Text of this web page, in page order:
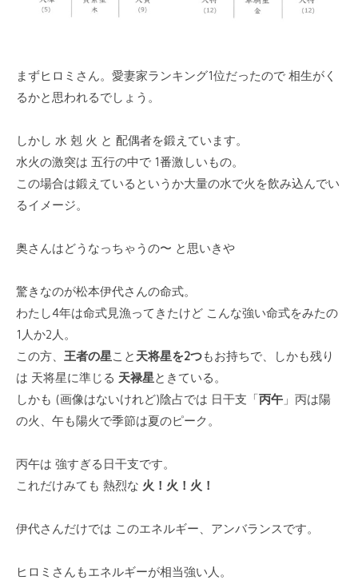
まずヒロミさん。愛妻家ランキング1位だったので 相生がく
るかと思われるでしょう。
しかし 水 剋 火 と 配偶者を鍛えています。
水火の激突は 五行の中で 1番激しいもの。
この場合は鍛えているというか大量の水で火を飲み込んでい
るイメージ。
奥さんはどうなっちゃうの〜 と思いきや
驚きなのが松本伊代さんの命式。
わたし4年は命式見漁ってきたけど こんな強い命式をみたの
1人か2人。
この方、 王者の星こと 天将星を2つもお持ちで、しかも残り
は 天将星に準じる 天禄星ときている。
しかも (画像はないけれど)陰占では 日干支「丙午 」丙は陽
の火、午も陽火で季節は夏のピーク。
丙午は 強すぎる日干支です。
これだけみても 熱烈な 火！火！火！
伊代さんだけでは このエネルギー、アンバランスです。
ヒロミさんもエネルギーが相当強い人。